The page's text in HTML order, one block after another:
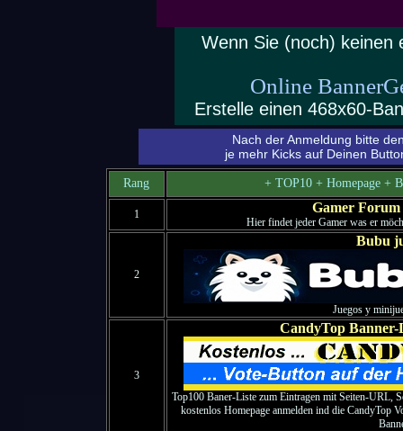
Wenn Sie (noch) keinen
Online
Erstelle einen 468x60-
Nach der Anmeldung bitte
je mehr Kicks auf Deinen
Rang + TOP10 + Homepage +
1 Gamer
Hier findet jeder Gamer was er
2
Bubu
Juegos y
3
CandyTop Banner-
Top100 Baner-Liste zum Eintragen mit Seiten-URL,
kostenlos Homepage anmelden ind die CandyTop